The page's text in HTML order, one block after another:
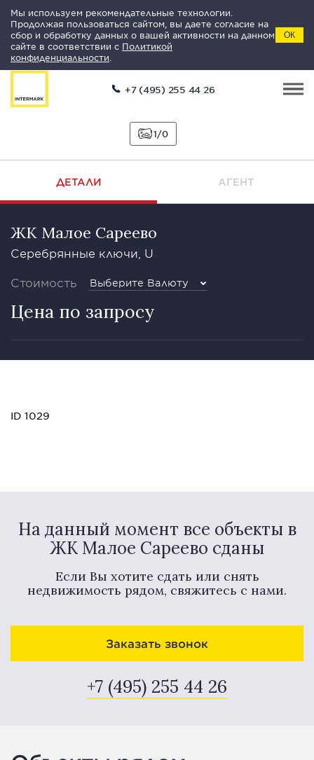
Мы используем рекомендательные технологии.
Продолжая пользоваться сайтом, вы даете согласие на
сбор и обработку данных о вашей активности на данном
сайте в соответствии с Политикой
конфиденциальности
ОК
+7 (495) 255 44 26
1 0
ДЕТАЛИ АГЕНТ
ЖК Малое Сареево
Серебрянные ключи, U
Стоимость Выберите Валюту
Цена по запросу
ID 1029
На данный момент все объекты в
ЖК Малое Сареево сданы
Если Вы хотите сдать или снять
недвижимость рядом, свяжитесь с нами.
Заказать звонок
+7 (495) 255 44 26